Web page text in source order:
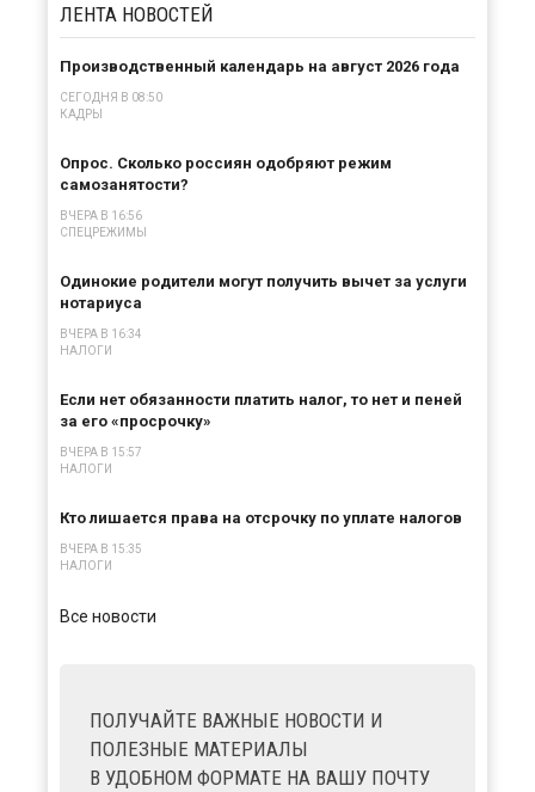
ЛЕНТА НОВОСТЕЙ
Производственный календарь на август 2026 года
СЕГОДНЯ В 08:50
КАДРЫ
Опрос. Сколько россиян одобряют режим
самозанятости?
ВЧЕРА В 16:56
СПЕЦРЕЖИМЫ
Одинокие родители могут получить вычет за услуги
нотариуса
ВЧЕРА В 16:34
НАЛОГИ
Если нет обязанности платить налог, то нет и пеней
за его «просрочку»
ВЧЕРА В 15:57
НАЛОГИ
Кто лишается права на отсрочку по уплате налогов
ВЧЕРА В 15:35
НАЛОГИ
Все новости
ПОЛУЧАЙТЕ ВАЖНЫЕ НОВОСТИ И
ПОЛЕЗНЫЕ МАТЕРИАЛЫ
В УДОБНОМ ФОРМАТЕ НА ВАШУ ПОЧТУ